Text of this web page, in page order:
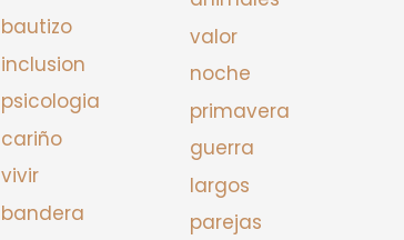
bautizo
inclusion
psicologia
cariño
vivir
bandera
valor
noche
primavera
guerra
largos
parejas